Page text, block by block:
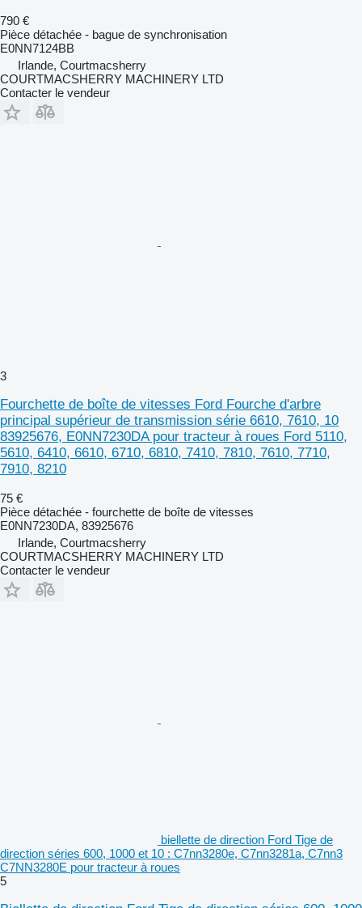
790 €
Pièce détachée - bague de synchronisation
E0NN7124BB
Irlande, Courtmacsherry
COURTMACSHERRY MACHINERY LTD
Contacter le vendeur
3
Fourchette de boîte de vitesses Ford Fourche d'arbre
principal supérieur de transmission série 6610, 7610, 10
83925676, E0NN7230DA pour tracteur à roues Ford 5110,
5610, 6410, 6610, 6710, 6810, 7410, 7810, 7610, 7710,
7910, 8210
75 €
Pièce détachée - fourchette de boîte de vitesses
E0NN7230DA, 83925676
Irlande, Courtmacsherry
COURTMACSHERRY MACHINERY LTD
Contacter le vendeur
biellette de direction Ford Tige de
direction séries 600, 1000 et 10 : C7nn3280e, C7nn3281a, C7nn3
C7NN3280E pour tracteur à roues
5